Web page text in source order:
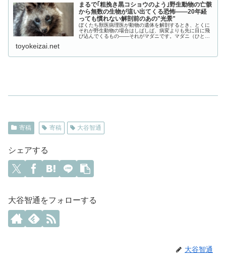
まるで｢粗挽き黒コショウのよう｣野生動物の亡骸
から無数の生物が這い出てくる恐怖――20年経
っても慣れない解剖前のあの"光景"
ぼくたち獣医病理医が動物の遺体を解剖するとき、とくに
それが野生動物の場合はしばしば、病変よりも先に目に飛
び込んでくるもの――それがマダニです。マダニ（ひとく
toyokeizai.net
寄稿 寄稿 大谷智通
シェアする
大谷智通をフォローする
大谷智通